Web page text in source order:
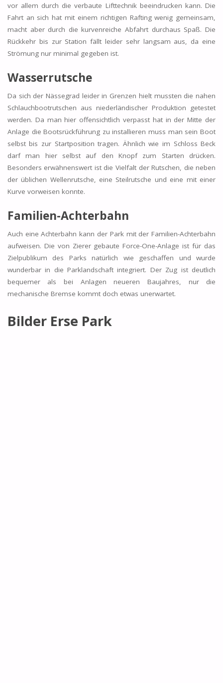
vor allem durch die verbaute Lifttechnik beeindrucken kann. Die
Fahrt an sich hat mit einem richtigen Rafting wenig gemeinsam,
macht aber durch die kurvenreiche Abfahrt durchaus Spaß. Die
Rückkehr bis zur Station fällt leider sehr langsam aus, da eine
Strömung nur minimal gegeben ist.
Wasserrutsche
Da sich der Nässegrad leider in Grenzen hielt mussten die nahen
Schlauchbootrutschen aus niederländischer Produktion getestet
werden. Da man hier offensichtlich verpasst hat in der Mitte der
Anlage die Bootsrückführung zu installieren muss man sein Boot
selbst bis zur Startposition tragen. Ähnlich wie im Schloss Beck
darf man hier selbst auf den Knopf zum Starten drücken.
Besonders erwähnenswert ist die Vielfalt der Rutschen, die neben
der üblichen Wellenrutsche, eine Steilrutsche und eine mit einer
Kurve vorweisen konnte.
Familien-Achterbahn
Auch eine Achterbahn kann der Park mit der Familien-Achterbahn
aufweisen. Die von Zierer gebaute Force-One-Anlage ist für das
Zielpublikum des Parks natürlich wie geschaffen und wurde
wunderbar in die Parklandschaft integriert. Der Zug ist deutlich
bequemer als bei Anlagen neueren Baujahres, nur die
mechanische Bremse kommt doch etwas unerwartet.
Bilder Erse Park